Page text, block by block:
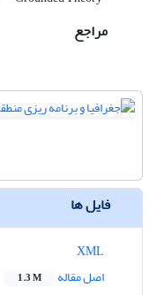
مراجع
فایل ها
اصل مقاله
1.3 M